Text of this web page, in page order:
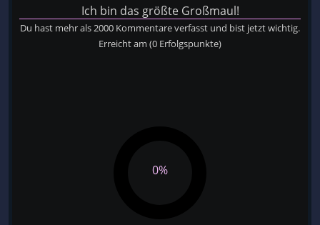
Ich bin das größte Großmaul!
Du hast mehr als 2000 Kommentare verfasst und bist jetzt wichtig.
Erreicht am (0 Erfolgspunkte)
0%